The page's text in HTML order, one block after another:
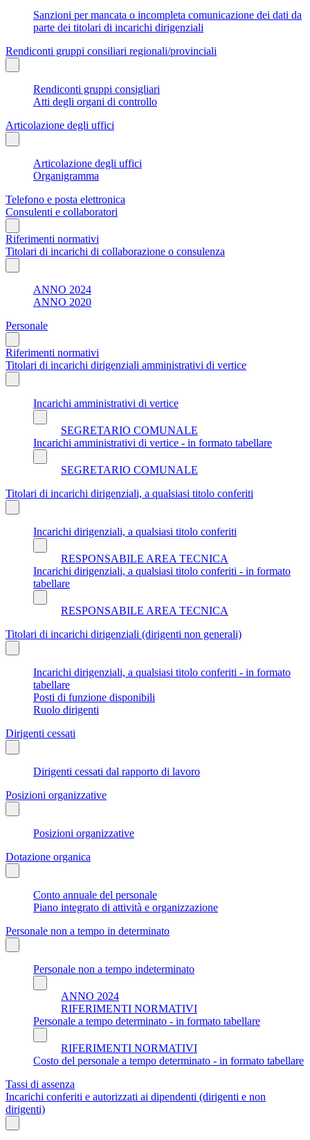
Sanzioni per mancata o incompleta comunicazione dei dati da
parte dei titolari di incarichi dirigenziali
Rendiconti gruppi consiliari regionali/provinciali
Rendiconti gruppi consigliari
Atti degli organi di controllo
Articolazione degli uffici
Articolazione degli uffici
Organigramma
Telefono e posta elettronica
Consulenti e collaboratori
Riferimenti normativi
Titolari di incarichi di collaborazione o consulenza
ANNO 2024
ANNO 2020
Personale
Riferimenti normativi
Titolari di incarichi dirigenziali amministrativi di vertice
Incarichi amministrativi di vertice
SEGRETARIO COMUNALE
Incarichi amministrativi di vertice - in formato tabellare
SEGRETARIO COMUNALE
Titolari di incarichi dirigenziali, a qualsiasi titolo conferiti
Incarichi dirigenziali, a qualsiasi titolo conferiti
RESPONSABILE AREA TECNICA
Incarichi dirigenziali, a qualsiasi titolo conferiti - in formato
tabellare
RESPONSABILE AREA TECNICA
Titolari di incarichi dirigenziali (dirigenti non generali)
Incarichi dirigenziali, a qualsiasi titolo conferiti - in formato
tabellare
Posti di funzione disponibili
Ruolo dirigenti
Dirigenti cessati
Dirigenti cessati dal rapporto di lavoro
Posizioni organizzative
Posizioni organizzative
Dotazione organica
Conto annuale del personale
Piano integrato di attività e organizzazione
Personale non a tempo in determinato
Personale non a tempo indeterminato
ANNO 2024
RIFERIMENTI NORMATIVI
Personale a tempo determinato - in formato tabellare
RIFERIMENTI NORMATIVI
Costo del personale a tempo determinato - in formato tabellare
Tassi di assenza
Incarichi conferiti e autorizzati ai dipendenti (dirigenti e non
dirigenti)